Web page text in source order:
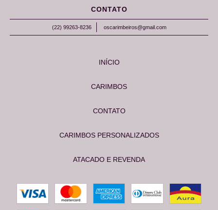
CONTATO
(22) 99263-8236 oscarimbeiros@gmail.com
INÍCIO
CARIMBOS
CONTATO
CARIMBOS PERSONALIZADOS
ATACADO E REVENDA